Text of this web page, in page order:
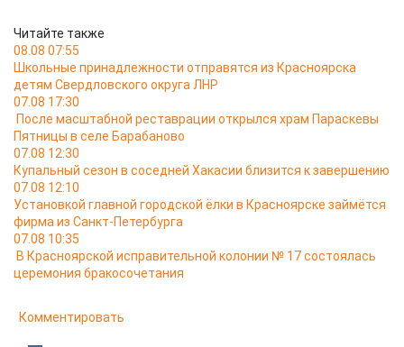
Читайте также
08.08 07:55
Школьные принадлежности отправятся из Красноярска
детям Свердловского округа ЛНР
07.08 17:30
После масштабной реставрации открылся храм Параскевы
Пятницы в селе Барабаново
07.08 12:30
Купальный сезон в соседней Хакасии близится к завершению
07.08 12:10
Установкой главной городской ёлки в Красноярске займётся
фирма из Санкт-Петербурга
07.08 10:35
В Красноярской исправительной колонии № 17 состоялась
церемония бракосочетания
Комментировать